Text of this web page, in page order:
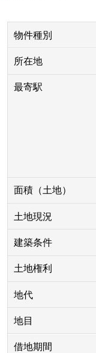
物件種別
所在地
最寄駅
面積（土地）
土地現況
建築条件
土地権利
地代
地目
借地期間